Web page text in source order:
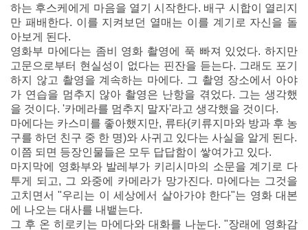
하는 후스케에게 마음을 열기 시작한다. 배구 시합이 열리지
만 패배한다. 이를 지켜보던 열매는 이를 계기로 자신을 돌
아보게 된다.
영화부 마에다는 좀비 영화 촬영에 푹 빠져 있었다. 하지만
고문으로부터 현실성이 없다는 핀잔을 듣는다. 그래도 포기
하지 않고 촬영을 계속하는 마에다. 그 촬영 장소에서 아야
가 연습을 멈추지 않아 촬영은 난항을 겪었다. 그는 생각했
을 것이다. '카메라를 멈추지 말자'라고 생각했을 것이다.
마에다는 카스미를 좋아했지만, 류타(키류지마와 방과 후 농
구를 하던 친구 중 한 명)와 사귀고 있다는 사실을 알게 된다.
이쯤 되면 등장인물들은 모두 답답함이 쌓여가고 있다.
마지막에 영화부와 발레부가 키리시마의 소문을 계기로 다
투게 되고, 그 와중에 카메라가 망가진다. 마에다는 그것을
고치면서 "우리는 이 세상에서 살아가야 한다"는 영화 대본
에 나오는 대사를 내뱉는다.
그 후 온 히로키는 마에다와 대화를 나눈다. "장래에 영화감